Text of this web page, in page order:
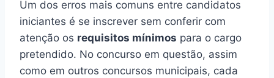
Um dos erros mais comuns entre candidatos
iniciantes é se inscrever sem conferir com
atenção os requisitos mínimos para o cargo
pretendido. No concurso em questão, assim
como em outros concursos municipais, cada